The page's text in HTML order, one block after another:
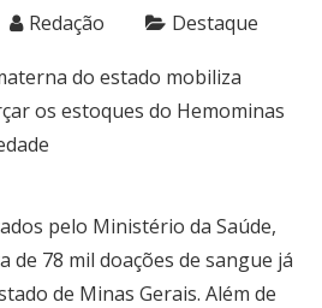
Redação Destaque
do estado mobiliza
os estoques do Hemominas
pelo Ministério da Saúde,
de 78 mil doações de sangue já
de Minas Gerais. Além de